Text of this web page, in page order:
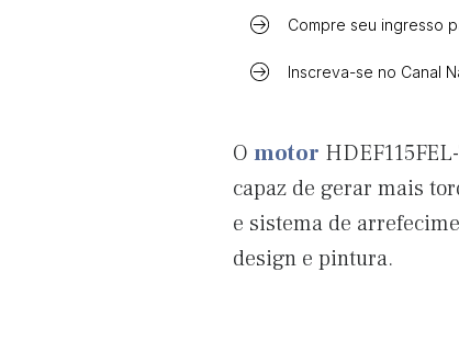
Compre seu ingresso
Inscreva-se no Canal
O motor
capaz de gerar mais
e sistema de
design e pintura.